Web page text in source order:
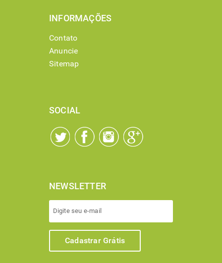
INFORMAÇÕES
Contato
Anuncie
Sitemap
SOCIAL
NEWSLETTER